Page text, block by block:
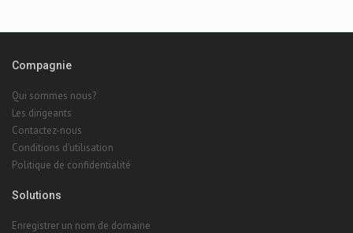
Compagnie
Qui sommes nous?
Les dirigeants
Contactez-nous
Conditions d'utilisation
Politique de confidentialité
Solutions
Enregistrer un nom de domaine